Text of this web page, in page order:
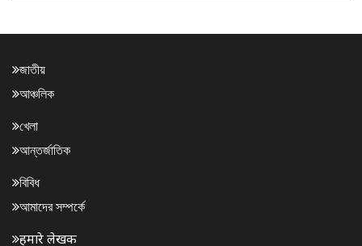
জাতীয়
আঞ্চলিক
খেলা
আন্তর্জাতিক
বিবিধ
আমাদের সম্পর্কে
हमारे लेखक